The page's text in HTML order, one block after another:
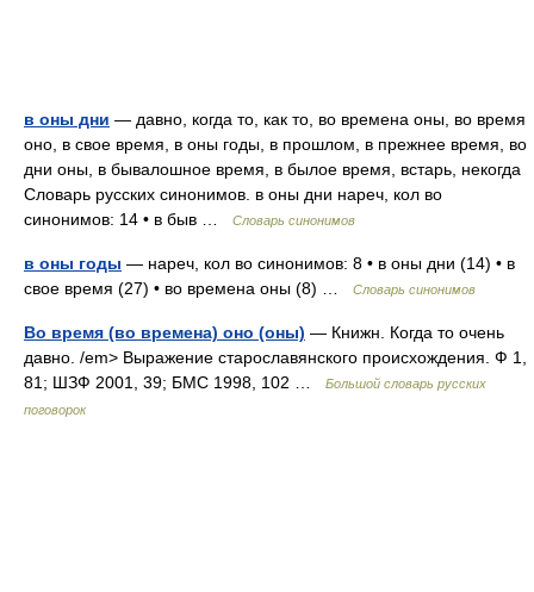
в оны дни — давно, когда то, как то, во времена оны, во время
оно, в свое время, в оны годы, в прошлом, в прежнее время, во
дни оны, в бывалошное время, в былое время, встарь, некогда
Словарь русских синонимов. в оны дни нареч, кол во
синонимов: 14 • в быв …
Словарь синонимов
в оны годы — нареч, кол во синонимов: 8 • в оны дни (14) • в
свое время (27) • во времена оны (8) …
Словарь синонимов
Во время (во времена) оно (оны) — Книжн. Когда то очень
давно. /em> Выражение старославянского происхождения. Ф 1,
81; ШЗФ 2001, 39; БМС 1998, 102 …
Большой словарь русских
поговорок